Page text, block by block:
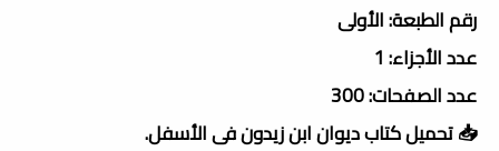
رقم الطبعة: الأولى
عدد الأجزاء: 1
عدد الصفحات: 300
📥 تحميل كتاب ديوان ابن زيدون فى الأسفل.